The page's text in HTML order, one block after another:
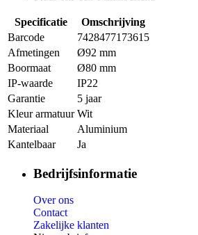
Specificatie
Omschrijving
Barcode
7428477173615
Afmetingen
Ø92 mm
Boormaat
Ø80 mm
IP-waarde
IP22
Garantie
5 jaar
Kleur armatuur Wit
Materiaal
Aluminium
Kantelbaar
Ja
Bedrijfsinformatie
Over ons
Contact
Zakelijke klanten